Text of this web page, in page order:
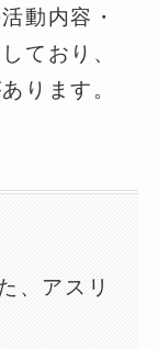
動内容・
ており、
ります。
、アスリ